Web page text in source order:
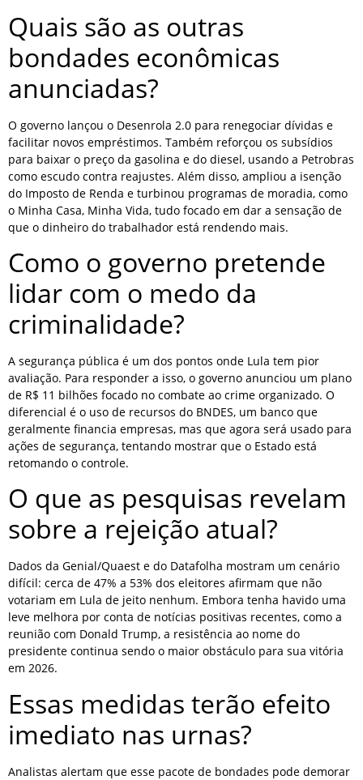
Quais são as outras
bondades econômicas
anunciadas?
O governo lançou o Desenrola 2.0 para renegociar dívidas e
facilitar novos empréstimos. Também reforçou os subsídios
para baixar o preço da gasolina e do diesel, usando a Petrobras
como escudo contra reajustes. Além disso, ampliou a isenção
do Imposto de Renda e turbinou programas de moradia, como
o Minha Casa, Minha Vida, tudo focado em dar a sensação de
que o dinheiro do trabalhador está rendendo mais.
Como o governo pretende
lidar com o medo da
criminalidade?
A segurança pública é um dos pontos onde Lula tem pior
avaliação. Para responder a isso, o governo anunciou um plano
de R$ 11 bilhões focado no combate ao crime organizado. O
diferencial é o uso de recursos do BNDES, um banco que
geralmente financia empresas, mas que agora será usado para
ações de segurança, tentando mostrar que o Estado está
retomando o controle.
O que as pesquisas revelam
sobre a rejeição atual?
Dados da Genial/Quaest e do Datafolha mostram um cenário
difícil: cerca de 47% a 53% dos eleitores afirmam que não
votariam em Lula de jeito nenhum. Embora tenha havido uma
leve melhora por conta de notícias positivas recentes, como a
reunião com Donald Trump, a resistência ao nome do
presidente continua sendo o maior obstáculo para sua vitória
em 2026.
Essas medidas terão efeito
imediato nas urnas?
Analistas alertam que esse pacote de bondades pode demorar